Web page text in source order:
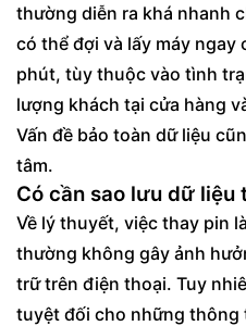
thường diễn ra khá nhanh
có thể đợi và lấy máy ngay
phút, tùy thuộc vào tình
lượng khách tại cửa hàng
Vấn đề bảo toàn dữ liệu
tâm.
Có cần sao lưu dữ
Về lý thuyết, việc thay pin
thường không gây ảnh
trữ trên điện thoại. Tuy
tuyệt đối cho những thông